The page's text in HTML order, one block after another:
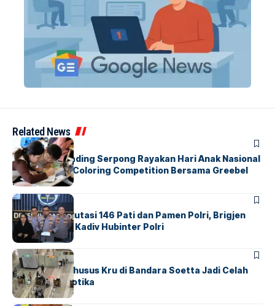
Related News
BERITAINDEX
Atria Hotel Gading Serpong Rayakan Hari Anak Nasional
Lewat Family Coloring Competition Bersama Greebel
Indonesia
BERITA
Mabes Polri Mutasi 146 Pati dan Pamen Polri, Brigjen
Untung Jabat Kadiv Hubinter Polri
BANDARABERITA
Ketika Jalur Khusus Kru di Bandara Soetta Jadi Celah
Sindikat Narkotika